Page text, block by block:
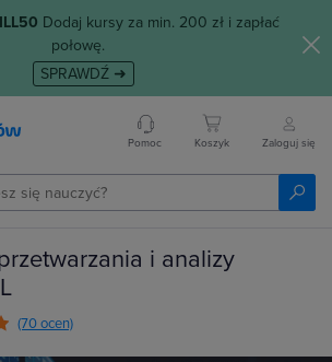
Dodaj kursy za min. 200 zł i zapłać
połowę.
SPRAWDŹ ➜
Pomoc Koszyk Zaloguj się
i analizy
(70 ocen)